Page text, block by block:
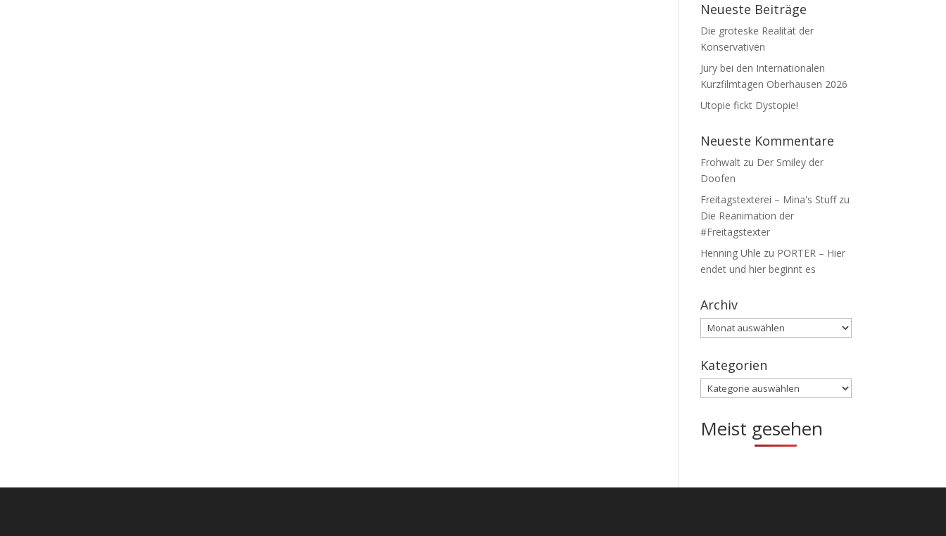
Neueste Beiträge
Die groteske Realität der
Konservativen
Jury bei den Internationalen
Kurzfilmtagen Oberhausen 2026
Utopie fickt Dystopie!
Neueste Kommentare
Frohwaltzu Der Smiley der
Doofen
Freitagstexterei – Mina's Stuffzu
Die Reanimation der
#Freitagstexter
Henning Uhle zu PORTER – Hier
endet und hier beginnt es
Archiv
Archiv
Kategorien
Kategorien
Meist gesehen